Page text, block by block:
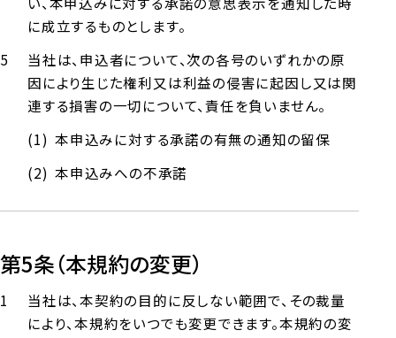
に成立するものとします。
当社は、申込者について、次の各号のいずれかの原
因により生じた権利又は利益の侵害に起因し又は関
連する損害の一切について、責任を負いません。
本申込みに対する承諾の有無の通知の留保
本申込みへの不承諾
第5条（本規約の変更）
当社は、本契約の目的に反しない範囲で、その裁量
により、本規約をいつでも変更できます。本規約の変